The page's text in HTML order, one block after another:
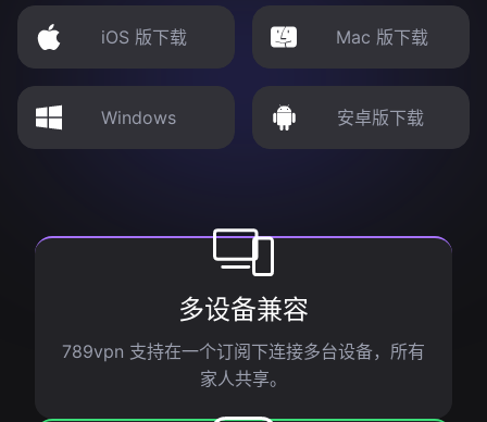
iOS 版下载 Mac 版下载
Windows 安卓版下载
多设备兼容
789vpn 支持在一个订阅下连接多台设备，所有
家人共享。